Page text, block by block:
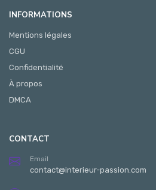
INFORMATIONS
Mentions légales
CGU
Confidentialité
À propos
DMCA
CONTACT
Email
contact@interieur-passion.com